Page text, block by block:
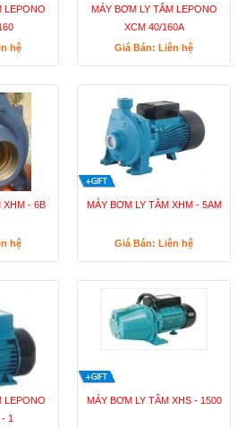
LEPONO
hệ
MÁY BƠM LY TÂM LEPONO
XCM 40/160A
Giá Bán: Liên hệ
XHM - 6B
hệ
MÁY BƠM LY TÂM XHM - 5AM
Giá Bán: Liên hệ
LEPONO
1
MÁY BƠM LY TÂM XHS - 1500